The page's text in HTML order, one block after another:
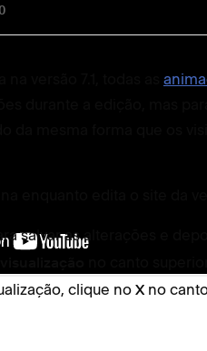
versão 7.1, todas as
durante a edição, mas
da mesma forma que os
enquanto edita o site da
salvar as alterações e
clique no X no